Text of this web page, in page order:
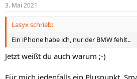
e
n
3. Mai 2021
Lasyx schrieb:
Ein iPhone habe ich, nur der BMW fehlt..
Jetzt weißt du auch warum ;-)
Für mich jedenfalls ein Pluspunkt,